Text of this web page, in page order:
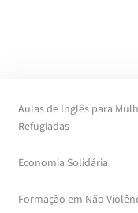
Aulas de Inglês para
Refugiadas
Economia Solidária
Formação em Não